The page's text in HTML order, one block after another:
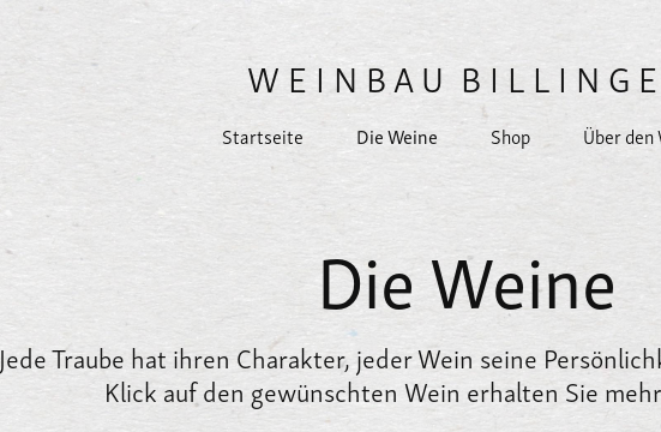
W E I N B A U  B I L L I N G
Startseite Die Weine Shop Über den
Die Weine
Jede Traube hat ihren Charakter, jeder Wein seine
Klick auf den gewünschten Wein erhalten Sie